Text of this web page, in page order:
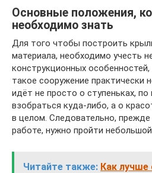
Основные положения,
необходимо знать
Для того чтобы построить
материала, необходимо учесть
конструкционных
такое сооружение практически
идёт не просто о ступеньках,
взобраться куда-либо, а о
в целом. Следовательно, прежде
работе, нужно пройти небольшой
Читайте также: Как лучше